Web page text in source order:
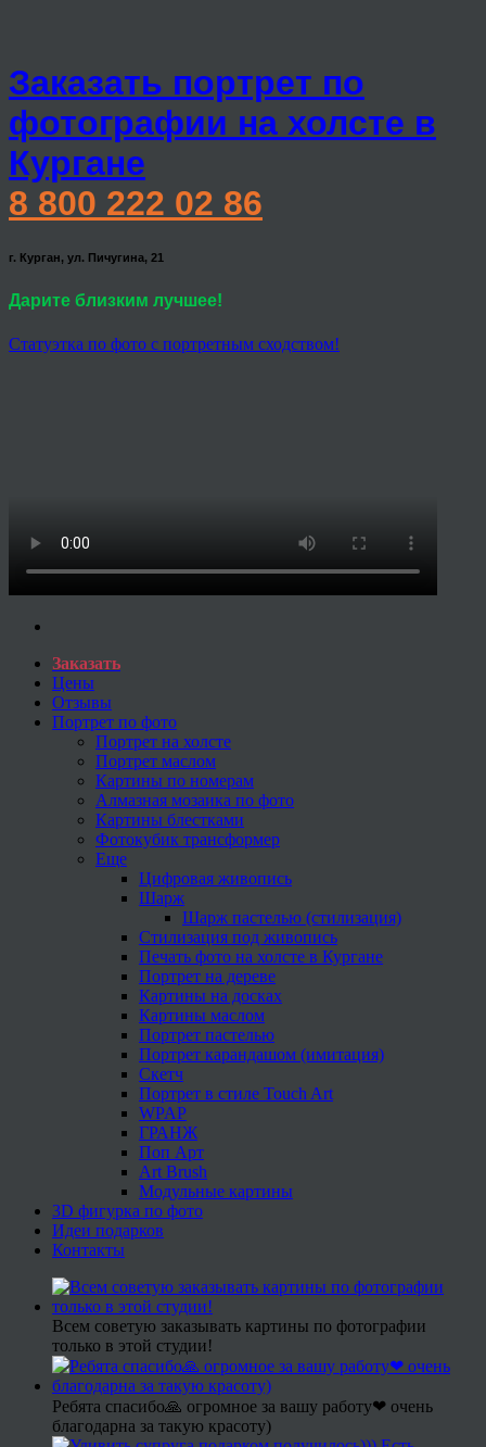
Заказать портрет по
фотографии на холсте в
Кургане
8 800 222 02 86
г. Курган, ул. Пичугина, 21
Дарите близким лучшее!
Статуэтка по фото с портретным сходством!
Заказать
Цены
Отзывы
Портрет по фото
Портрет на холсте
Портрет маслом
Картины по номерам
Алмазная мозаика по фото
Картины блестками
Фотокубик трансформер
Еще
Цифровая живопись
Шарж
Шарж пастелью (стилизация)
Стилизация под живопись
Печать фото на холсте в Кургане
Портрет на дереве
Картины на досках
Картины маслом
Портрет пастелью
Портрет карандашом (имитация)
Скетч
Портрет в стиле Touch Art
WPAP
ГРАНЖ
Поп Арт
Art Brush
Модульные картины
3D фигурка по фото
Идеи подарков
Контакты
Всем советую заказывать картины по фотографии
только в этой студии!
Ребята спасибо🙏 огромное за вашу работу❤ очень
благодарна за такую красоту)